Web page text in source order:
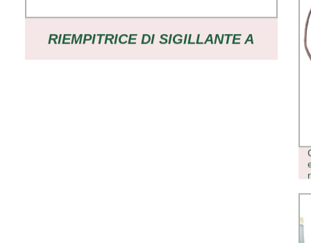
RIEMPITRICE DI SIGILLANTE A